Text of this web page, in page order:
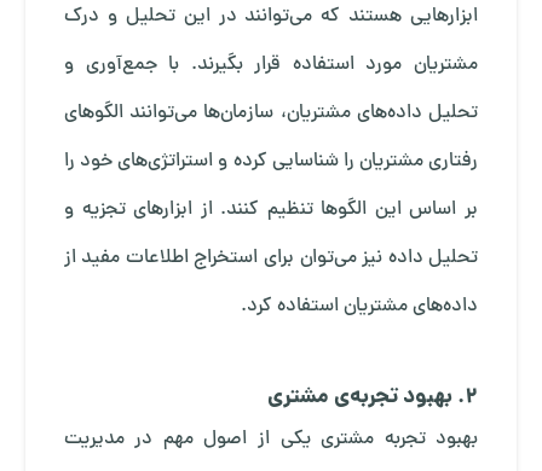
ابزارهایی هستند که می‌توانند در این تحلیل و درک
مشتریان مورد استفاده قرار بگیرند. با جمع‌آوری و
تحلیل داده‌های مشتریان، سازمان‌ها می‌توانند الگوهای
رفتاری مشتریان را شناسایی کرده و استراتژی‌های خود را
بر اساس این الگوها تنظیم کنند. از ابزارهای تجزیه و
تحلیل داده نیز می‌توان برای استخراج اطلاعات مفید از
داده‌های مشتریان استفاده کرد.
2. بهبود تجربه‌ی مشتری
بهبود تجربه مشتری یکی از اصول مهم در مدیریت